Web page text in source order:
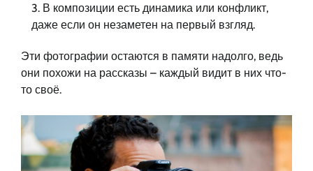
В композиции есть динамика или конфликт,
даже если он незаметен на первый взгляд.
Эти фотографии остаются в памяти надолго, ведь
они похожи на рассказы – каждый видит в них что-
то своё.